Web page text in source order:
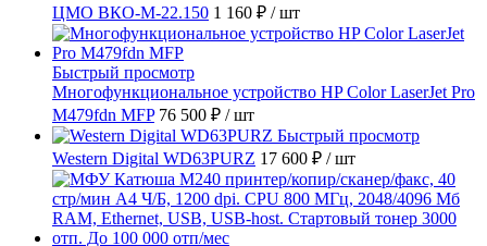
ЦМО ВКО-М-22.150 1 160 ₽ / шт
Быстрый просмотр
Многофункциональное устройство HP Color LaserJet Pro
M479fdn MFP 76 500 ₽ / шт
Быстрый просмотр
Western Digital WD63PURZ 17 600 ₽ / шт